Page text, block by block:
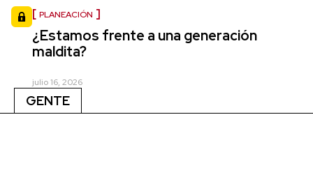
PLANEACIÓN
¿Estamos frente a una generación
maldita?
julio 16, 2026
GENTE